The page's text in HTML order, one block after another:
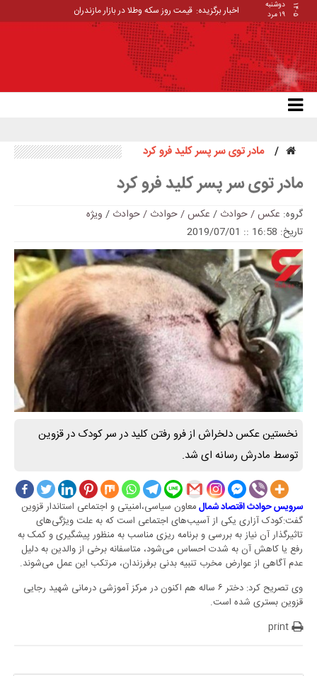
۱۴۰۵
دوشنبه
۱۹ مرد
اخبار برگزیده: قیمت روز سکه وطلا در بازار مازندران
مادر توی سر پسر کلید فرو کرد
مادر توی سر پسر کلید فرو کرد
گروه: عکس / حوادث / عکس / حوادث / حوادث / ویژه
تاریخ: 16:58 :: 2019/07/01
نخستین عکس دلخراش از فرو رفتن کلید در سر کودک در قزوین
توسط مادرش رسانه ای شد.
سرویس حوادث اقتصاد شمال معاون سیاسی،امنیتی و اجتماعی استاندار قزوین
گفت:کودک آزاری یکی از آسیب‌های اجتماعی است که به علت ویژگی‌های
تاثیرگذار آن نیاز به بررسی و برنامه ریزی مناسب به منظور پیشگیری و کمک به
رفع یا کاهش آن به شدت احساس می‌شود، متاسفانه برخی از والدین به دلیل
عدم آگاهی از عوارض مخرب تنبیه بدنی برفرزندان، مرتکب این عمل می‌شوند.
وی تصریح کرد: دختر ۶ ساله‌ هم اکنون در مرکز آموزشی درمانی شهید رجایی
قزوین بستری شده است.
print